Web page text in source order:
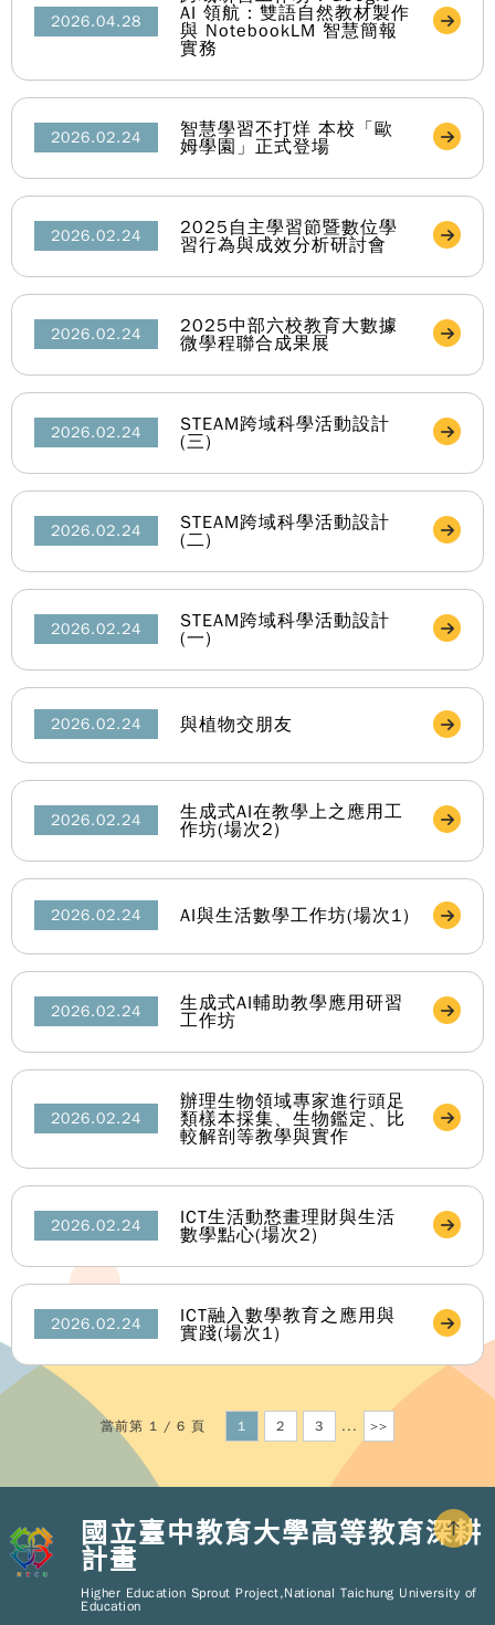
2026.04.28
AI 領航：雙語自然教材製作
與 NotebookLM 智慧簡報
實務
2026.02.24
智慧學習不打烊 本校「歐
姆學園」正式登場
2026.02.24
2025自主學習節暨數位學
習行為與成效分析研討會
2026.02.24
2025中部六校教育大數據
微學程聯合成果展
2026.02.24
STEAM跨域科學活動設計
(三)
2026.02.24
STEAM跨域科學活動設計
(二)
2026.02.24
STEAM跨域科學活動設計
(一)
2026.02.24 與植物交朋友
2026.02.24
生成式AI在教學上之應用工
作坊(場次2)
2026.02.24 AI與生活數學工作坊(場次1)
2026.02.24
生成式AI輔助教學應用研習
工作坊
2026.02.24
辦理生物領域專家進行頭足
類樣本採集、生物鑑定、比
較解剖等教學與實作
2026.02.24
ICT生活動愗畫理財與生活
數學點心(場次2)
2026.02.24
ICT融入數學教育之應用與
實踐(場次1)
當前第 1 / 6 頁 1 2 3 ... >>
國立臺中教育大學高等教育深耕
計畫
Higher Education Sprout Project,National Taichung University of
Education